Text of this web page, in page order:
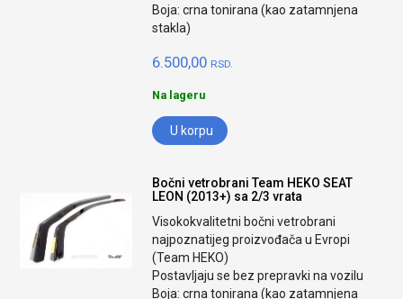
Boja: crna tonirana (kao zatamnjena
stakla)
6.500,00 RSD.
Na lageru
U korpu
Bočni vetrobrani Team HEKO SEAT
LEON (2013+) sa 2/3 vrata
Visokokvalitetni bočni vetrobrani
najpoznatijeg proizvođača u Evropi
(Team HEKO)
Postavljaju se bez prepravki na vozilu
Boja: crna tonirana (kao zatamnjena